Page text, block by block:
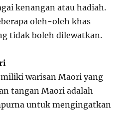
kenangan atau hadiah.
oleh-oleh khas
tidak boleh dilewatkan.
warisan Maori yang
tangan Maori adalah
untuk mengingatkan